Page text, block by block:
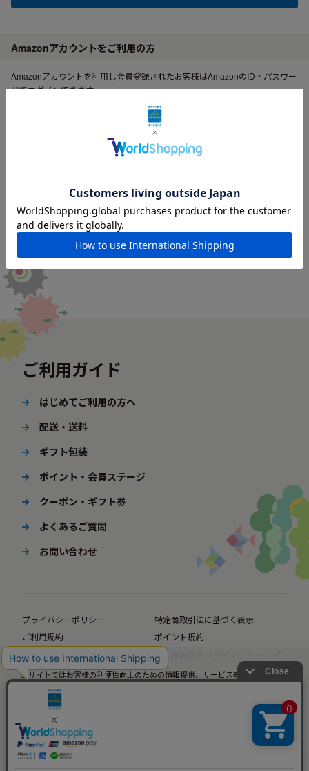
Amazonアカウントをご利用の方
Amazonアカウントを利用し会員登録されたお客様はAmazonのID・パスワー
ドでログインできます。
ご利用ガイド
はじめてご利用の方へ
配送・送料
ギフト包装
ポイント・会員ステージ
クーポン・ギフト券
よくあるご質問
お問い合わせ
プライバシーポリシー
特定商取引法に基づく表示
ご利用規約
ポイント規約
企業サイト
法人様向けオンラインショップ
当サイトではお客様の利便性向上のための情報提供、サービス改善のための分
当サイトの閲覧を継続された場合、Cookieの使用にご同意いただいたものとみ
なします。
詳細については